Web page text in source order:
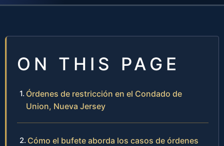
ON THIS PAGE
Órdenes de restricción en el Condado de
Union, Nueva Jersey
Cómo el bufete aborda los casos de órdenes